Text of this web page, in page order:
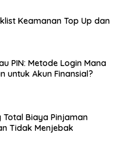
Keamanan Top Up dan
PIN: Metode Login Mana
untuk Akun Finansial?
Total Biaya Pinjaman
Tidak Menjebak